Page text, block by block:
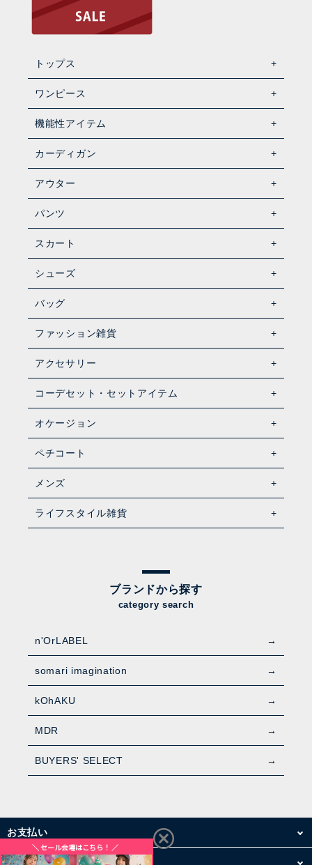
トップス
ワンピース
機能性アイテム
カーディガン
アウター
パンツ
スカート
シューズ
バッグ
ファッション雑貨
アクセサリー
コーデセット・セットアイテム
オケージョン
ペチコート
メンズ
ライフスタイル雑貨
ブランドから探す
category search
n'OrLABEL
somari imagination
kOhAKU
MDR
BUYERS' SELECT
お支払い
配送・送料